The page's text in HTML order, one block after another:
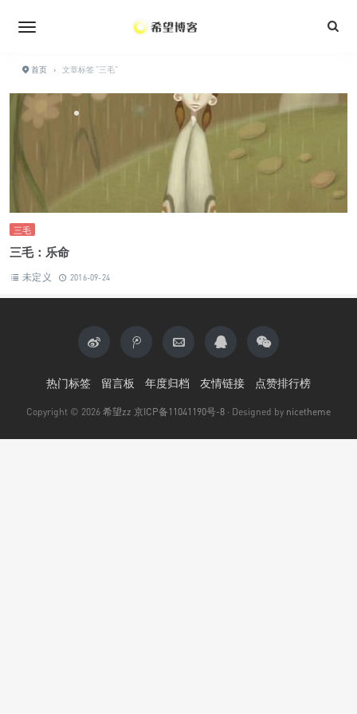
首页 › 文章标签 "三毛"
三毛
三毛：乐命
未定义 2016-09-24
热门标签 留言板 年度归档 友情链接 点赞排行榜
Copyright © 2026 希望zz 京ICP备11041190号-8 · Designed by nicetheme
•